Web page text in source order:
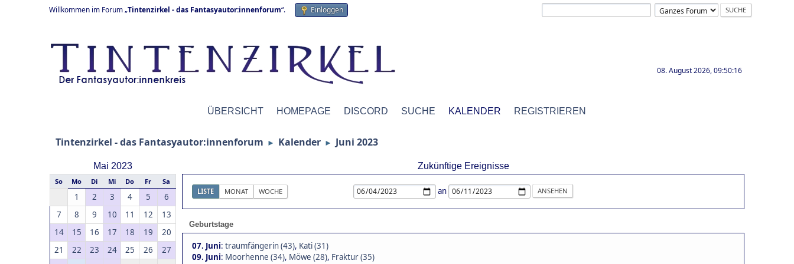
Willkommen im Forum „Tintenzirkel - das Fantasyautor:innenforum“. Einloggen
08. August 2026, 09:50:16
ÜBERSICHT HOMEPAGE DISCORD SUCHE KALENDER REGISTRIEREN
Tintenzirkel - das Fantasyautor:innenforum ► Kalender ► Juni 2023
Mai 2023
So Mo Di Mi Do Fr Sa
1 2 3 4 5
6
7
8 9 10 11 12
13
14
15 16 17 18 19
20
21
22 23 24 25 26
27
Zukünftige Ereignisse
LISTE MONAT WOCHE an
Geburtstage
07. Juni: traumfängerin (43), Kati (31)
09. Juni: Moorhenne (34), Möwe (28), Fraktur (35)